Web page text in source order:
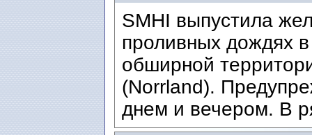
SMHI выпустила
проливных дождях
обширной
(Norrland).
днем ​​и вечером. В